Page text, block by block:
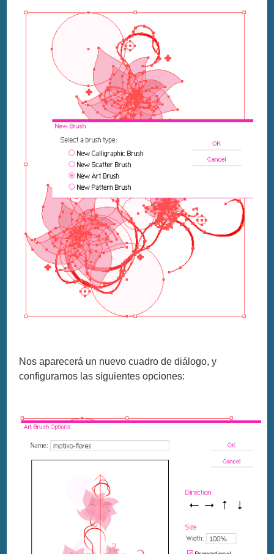
Nos aparecerá un nuevo cuadro de diálogo, y
configuramos las siguientes opciones: